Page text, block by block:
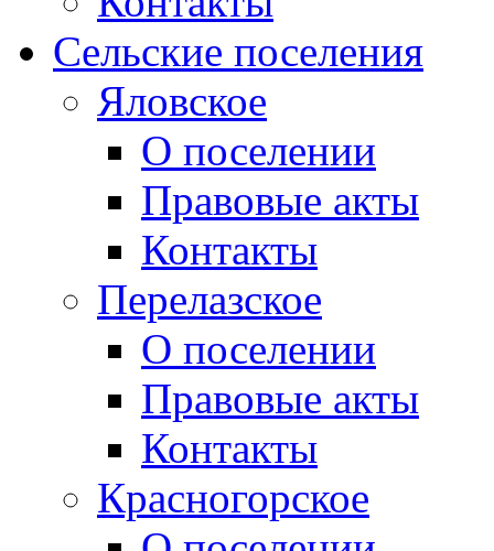
Сельские поселения
Яловское
О поселении
Правовые акты
Контакты
Перелазское
О поселении
Правовые акты
Контакты
Красногорское